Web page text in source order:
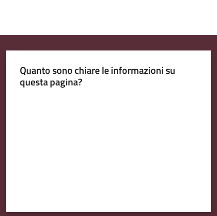
Tutti
Quanto sono chiare le informazioni su
questa pagina?